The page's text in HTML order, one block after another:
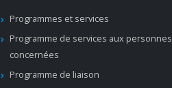
Programmes et services
Programme de services aux personnes
concernées
Programme de liaison